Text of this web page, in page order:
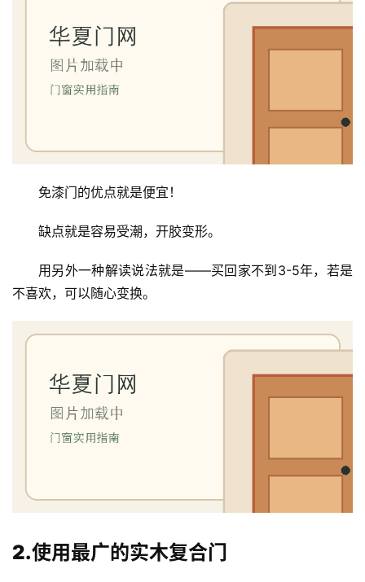
免漆门的优点就是便宜！
缺点就是容易受潮，开胶变形。
用另外一种解读说法就是——买回家不到3-5年，若是
不喜欢，可以随心变换。
2.使用最广的实木复合门